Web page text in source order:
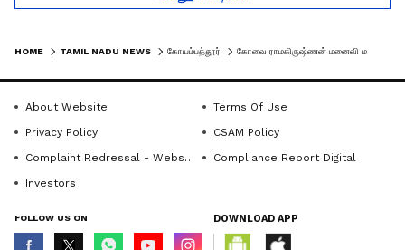
ஏன்?
Interview
HOME TAMIL NADU NEWS கோயம்பத்தூர்
About Website
Terms Of Use
Privacy Policy
CSAM Policy
Complaint Redressal - Website
Compliance Report Digital
Investors
FOLLOW US ON DOWNLOAD APP